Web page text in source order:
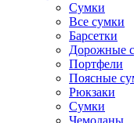
Сумки
Все сумки
Барсетки
Дорожные
Портфели
Поясные
Рюкзаки
Сумки